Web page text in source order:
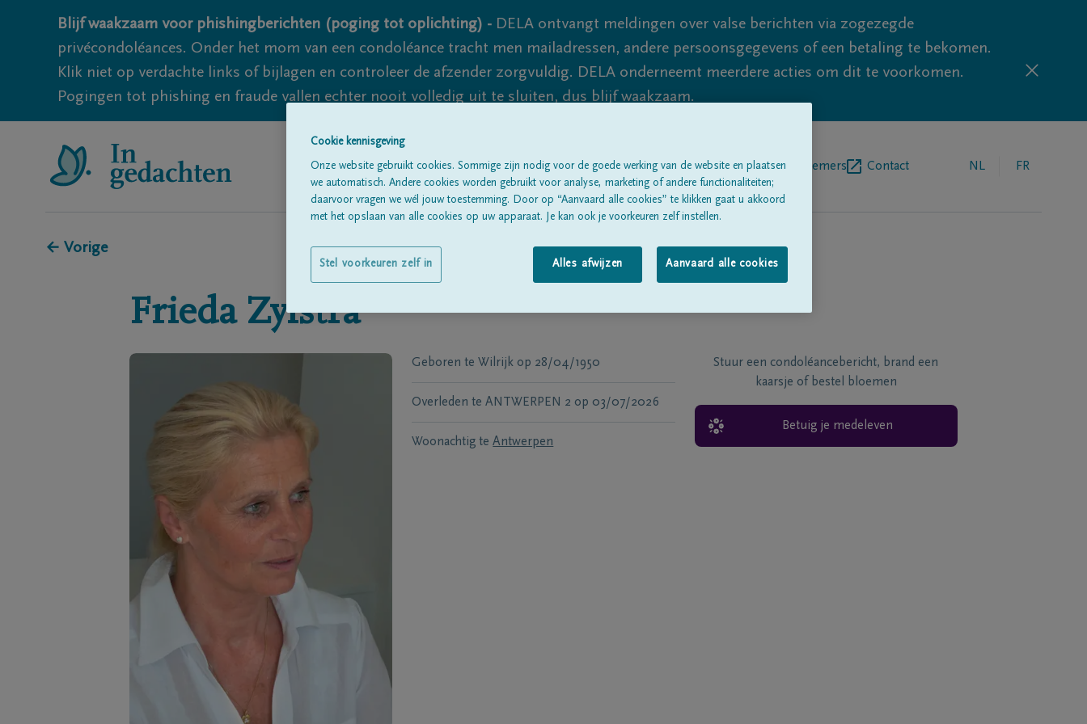
Blijf waakzaam voor phishingberichten (poging tot oplichting) - DELA ontvangt meldingen over valse berichten via zogezegde
privécondoléances. Onder het mom van een condoléance tracht men mailadressen, andere persoonsgegevens of een betaling te bekomen.
Klik niet op verdachte links of bijlagen en controleer de afzender zorgvuldig. DELA onderneemt meerdere acties om dit te voorkomen.
Pogingen tot phishing en fraude vallen echter nooit volledig uit te sluiten, dus blijf waakzaam.
Alle rouwberichtenOver onsBegrafenisondernemers Contact NL FR
← Vorige
Frieda Zylstra
Geboren te Wilrijk op 28/04/1950
Overleden te ANTWERPEN 2 op 03/07/2026
Woonachtig te Antwerpen
Stuur een condoléancebericht, brand een
kaarsje of bestel bloemen
Betuig je medeleven
Cookie kennisgeving
Onze website gebruikt cookies. Sommige zijn nodig voor de goede werking van de website en plaatsen
we automatisch. Andere cookies worden gebruikt voor analyse, marketing of andere functionaliteiten;
daarvoor vragen we wél jouw toestemming. Door op “Aanvaard alle cookies” te klikken gaat u akkoord
met het opslaan van alle cookies op uw apparaat. Je kan ook je voorkeuren zelf instellen.
Alles afwijzen Aanvaard alle cookies
Stel voorkeuren zelf in